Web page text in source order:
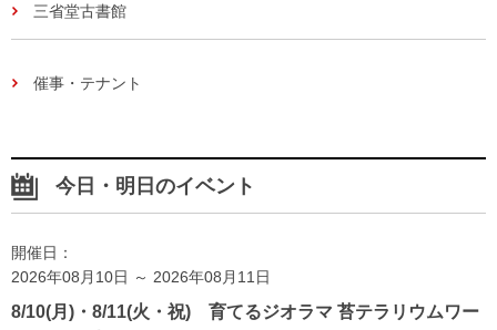
三省堂古書館
催事・テナント
今日・明日のイベント
開催日：
2026年08月10日 ～ 2026年08月11日
8/10(月)・8/11(火・祝) 育てるジオラマ 苔テラリウムワー